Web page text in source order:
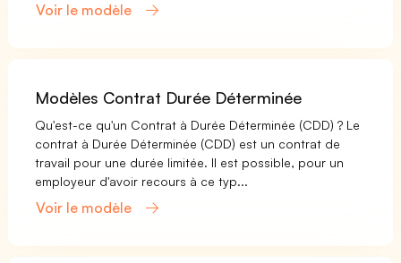
Voir le modèle
Modèles Contrat Durée Déterminée
Qu'est-ce qu'un Contrat à Durée Déterminée (CDD) ? Le
contrat à Durée Déterminée (CDD) est un contrat de
travail pour une durée limitée. Il est possible, pour un
employeur d'avoir recours à ce typ...
Voir le modèle